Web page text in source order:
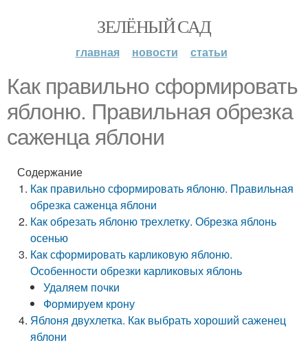
ЗЕЛЁНЫЙ САД
главная новости статьи
Как правильно сформировать
яблоню. Правильная обрезка
саженца яблони
Содержание
Как правильно сформировать яблоню. Правильная
обрезка саженца яблони
Как обрезать яблоню трехлетку. Обрезка яблонь
осенью
Как сформировать карликовую яблоню.
Особенности обрезки карликовых яблонь
Удаляем почки
Формируем крону
Яблоня двухлетка. Как выбрать хороший саженец
яблони